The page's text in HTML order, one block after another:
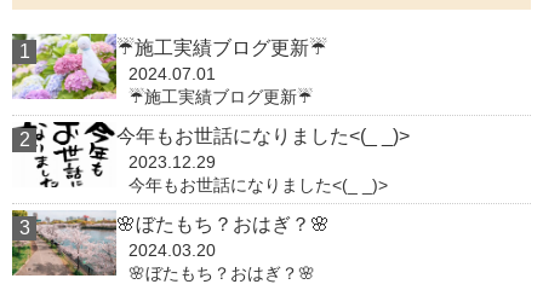
☔施工実績ブログ更新☔
2024.07.01
☔施工実績ブログ更新☔
今年もお世話になりました<(_ _)>
2023.12.29
今年もお世話になりました<(_ _)>
🌸ぼたもち？おはぎ？🌸
2024.03.20
🌸ぼたもち？おはぎ？🌸